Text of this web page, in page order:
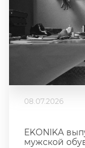
08.07.2026
EKONIKA
мужской